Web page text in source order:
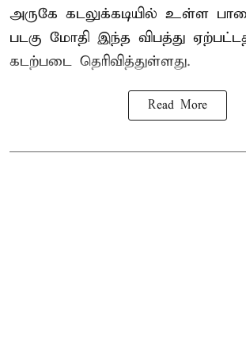
அருகே கடலுக்கடியில் உள்ள
படகு மோதி இந்த விபத்து
கடற்படை தெரிவித்துள்ளது.
Read More